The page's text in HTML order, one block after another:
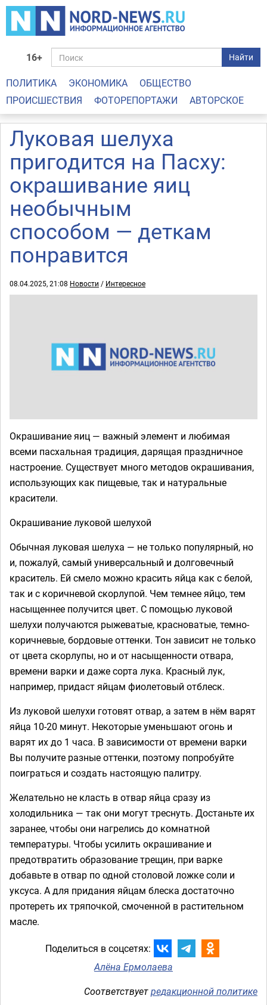
16+ Найти
ПОЛИТИКА ЭКОНОМИКА
ОБЩЕСТВО
ПРОИСШЕСТВИЯ
ФОТОРЕПОРТАЖИ АВТОРСКОЕ
Луковая шелуха
пригодится на Пасху:
окрашивание яиц
необычным
способом — деткам
понравится
08.04.2025, 21:08 Новости / Интересное
Окрашивание яиц — важный элемент и любимая
всеми пасхальная традиция, дарящая праздничное
настроение. Существует много методов окрашивания,
использующих как пищевые, так и натуральные
красители.
Окрашивание луковой шелухой
Обычная луковая шелуха — не только популярный, но
и, пожалуй, самый универсальный и долговечный
краситель. Ей смело можно красить яйца как с белой,
так и с коричневой скорлупой. Чем темнее яйцо, тем
насыщеннее получится цвет. С помощью луковой
шелухи получаются рыжеватые, красноватые, темно-
коричневые, бордовые оттенки. Тон зависит не только
от цвета скорлупы, но и от насыщенности отвара,
времени варки и даже сорта лука. Красный лук,
например, придаст яйцам фиолетовый отблеск.
Из луковой шелухи готовят отвар, а затем в нём варят
яйца 10-20 минут. Некоторые уменьшают огонь и
варят их до 1 часа. В зависимости от времени варки
Вы получите разные оттенки, поэтому попробуйте
поиграться и создать настоящую палитру.
Желательно не класть в отвар яйца сразу из
холодильника — так они могут треснуть. Достаньте их
заранее, чтобы они нагрелись до комнатной
температуры. Чтобы усилить окрашивание и
предотвратить образование трещин, при варке
добавьте в отвар по одной столовой ложке соли и
уксуса. А для придания яйцам блеска достаточно
протереть их тряпочкой, смоченной в растительном
масле.
Поделиться в соцсетях:
Алёна Ермолаева
Соответствуетредакционной политике